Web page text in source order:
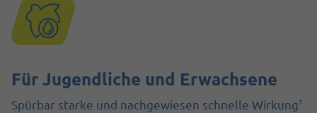
Für Jugendliche und Erwachsene
Spürbar starke und nachgewiesen schnelle Wirkung1